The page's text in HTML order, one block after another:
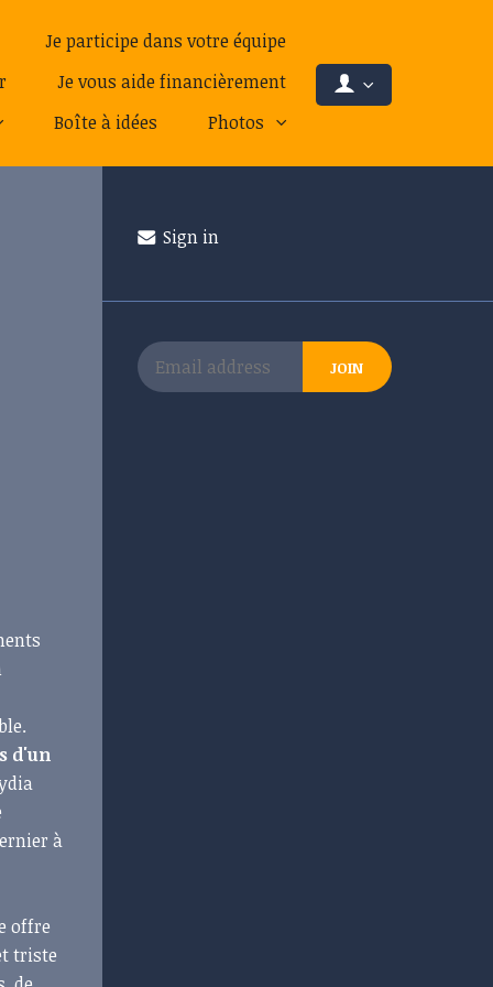
Je participe dans votre équipe
Je vous aide financièrement
Boîte à idées Photos
d'un
à
offre
triste
Sign in